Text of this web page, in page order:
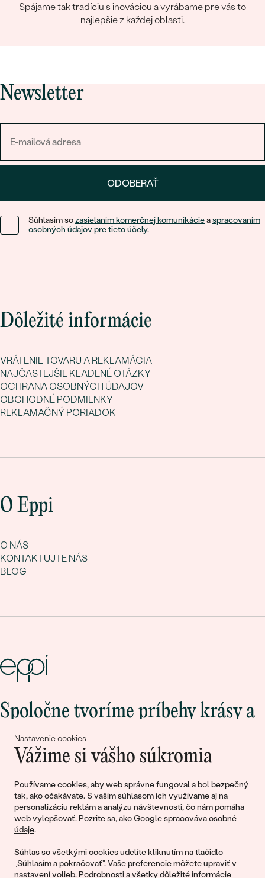
Nastavenie cookies
Vážime si vášho súkromia
Používame cookies, aby web správne fungoval a bol bezpečný
tak, ako očakávate. S vaším súhlasom ich využívame aj na
personalizáciu reklám a analýzu návštevnosti, čo nám pomáha
web vylepšovať. Pozrite sa, akoGoogle spracováva osobné
údaje.
Súhlas so všetkými cookies udelíte kliknutím na tlačidlo
„Súhlasím a pokračovať". Vaše preferencie môžete upraviť v
nastavení volieb. Podrobnosti a všetky dôležité informácie
Spájame tak tradíciu s inováciou a vyrábame pre vás to
najlepšie z každej oblasti.
Newsletter
ODOBERAŤ
Súhlasím sozasielaním komerčnej komunikácieaspracovaním
osobných údajov pre tieto účely.
Dôležité informácie
VRÁTENIE TOVARU A REKLAMÁCIA
NAJČASTEJŠIE KLADENÉ OTÁZKY
OCHRANA OSOBNÝCH ÚDAJOV
OBCHODNÉ PODMIENKY
REKLAMAČNÝ PORIADOK
O Eppi
O NÁS
KONTAKTUJTE NÁS
BLOG
Spoločne tvoríme príbehy krásy a
lásky